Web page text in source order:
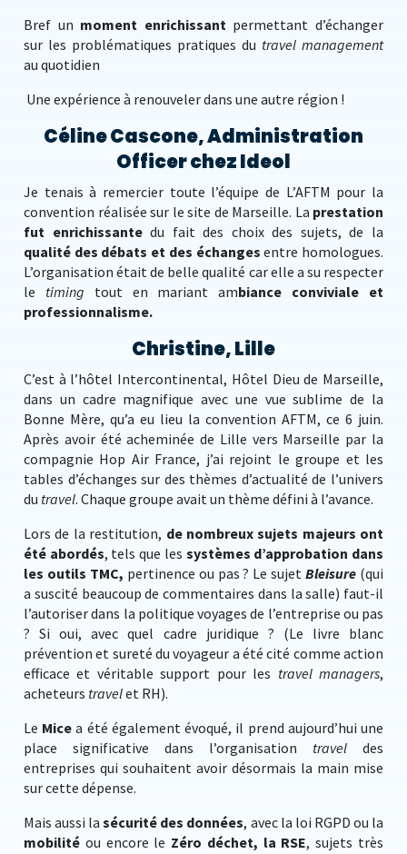
Bref un moment enrichissantpermettant d’échanger
sur les problématiques pratiques du travel management
au quotidien
Une expérience à renouveler dans une autre région !
Céline Cascone, Administration
Officer chez Ideol
Je tenais à remercier toute l’équipe de L’AFTM pour la
convention réalisée sur le site de Marseille. La prestation
fut enrichissantedu fait des choix des sujets, de la
qualité des débats et des échanges entre homologues.
L’organisation était de belle qualité car elle a su respecter
le timing tout en mariant ambiance conviviale et
professionnalisme.
Christine, Lille
C’est à l’hôtel Intercontinental, Hôtel Dieu de Marseille,
dans un cadre magnifique avec une vue sublime de la
Bonne Mère, qu’a eu lieu la convention AFTM, ce 6 juin.
Après avoir été acheminée de Lille vers Marseille par la
compagnie Hop Air France, j’ai rejoint le groupe et les
tables d’échanges sur des thèmes d’actualité de l’univers
du travel. Chaque groupe avait un thème défini à l’avance.
Lors de la restitution, de nombreux sujets majeurs ont
été abordés, tels que les systèmes d’approbation dans
les outils TMC, pertinence ou pas ? Le sujetBleisure (qui
a suscité beaucoup de commentaires dans la salle) faut-il
l’autoriser dans la politique voyages de l’entreprise ou pas
? Si oui, avec quel cadre juridique ? (Le livre blanc
prévention et sureté du voyageur a été cité comme action
efficace et véritable support pour les travel managers,
acheteurs travelet RH).
Le Mice a été également évoqué, il prend aujourd’hui une
place significative dans l’organisation travel des
entreprises qui souhaitent avoir désormais la main mise
sur cette dépense.
Mais aussi lasécurité des données, avec la loi RGPD ou la
mobilité ou encore le Zéro déchet, la RSE, sujets très